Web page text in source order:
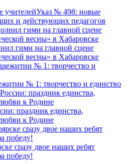
Указ № 498: новые
и действующих педагогов
гимн на главной сцене
весны» в Хабаровске
№ 1: творчество и единство
праздник единства,
к Родине
сразу двое наших ребят
победу!